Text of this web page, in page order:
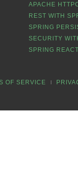
APACHE
REST WITH
SPRING
SECURITY
SPRING
OF SERVICE